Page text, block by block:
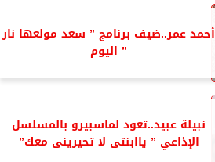
أحمد عمر..ضيف برنامج ” سعد مولعها نار
” اليوم
نبيلة عبيد..تعود لماسبيرو بالمسلسل
الإذاعي ” ياابنتى لا تحيرينى معك”